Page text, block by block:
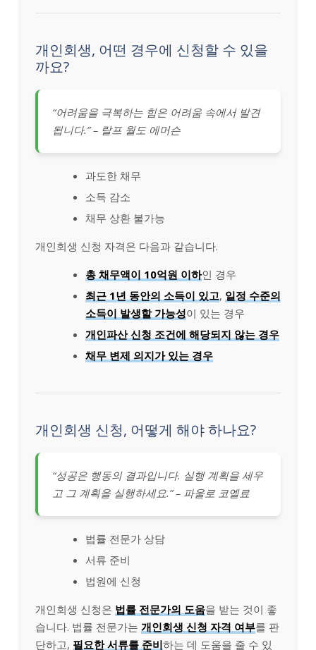
개인회생, 어떤 경우에 신청할 수 있을
까요?
“어려움을 극복하는 힘은 어려움 속에서 발견
됩니다.” – 랄프 월도 에머슨
과도한 채무
소득 감소
채무 상환 불가능
개인회생 신청 자격은 다음과 같습니다.
총 채무액이 10억원 이하인 경우
최근 1년 동안의 소득이 있고, 일정 수준의
소득이 발생할 가능성이 있는 경우
개인파산 신청 조건에 해당되지 않는 경우
채무 변제 의지가 있는 경우
개인회생 신청, 어떻게 해야 하나요?
“성공은 행동의 결과입니다. 실행 계획을 세우
고 그 계획을 실행하세요.” – 파울로 코엘료
법률 전문가 상담
서류 준비
법원에 신청
개인회생 신청은 법률 전문가의 도움을 받는 것이 좋
습니다. 법률 전문가는 개인회생 신청 자격 여부를 판
단하고, 필요한 서류를 준비하는 데 도움을 줄 수 있